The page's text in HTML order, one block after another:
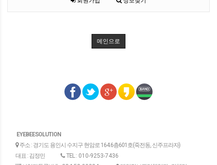
메인으로
EYEBEESOLUTION
주소 : 경기도 용인시 수지구 현암로 164.6층601호(죽전동, 신주프라자)
대표 : 김정민
TEL : 010-9253-7436